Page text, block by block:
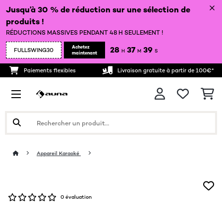
Jusqu’à 30 % de réduction sur une sélection de
produits !
RÉDUCTIONS MASSIVES PENDANT 48 H SEULEMENT !
FULLSWING30
Achetez
maintenant
28 H 37 M 38 S
Paiements flexibles Livraison gratuite à partir de 100€*
Appareil Karaoké
0 évaluation